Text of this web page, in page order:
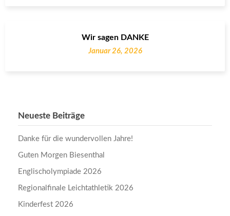
Wir sagen DANKE
Januar 26, 2026
Neueste Beiträge
Danke für die wundervollen Jahre!
Guten Morgen Biesenthal
Englischolympiade 2026
Regionalfinale Leichtathletik 2026
Kinderfest 2026